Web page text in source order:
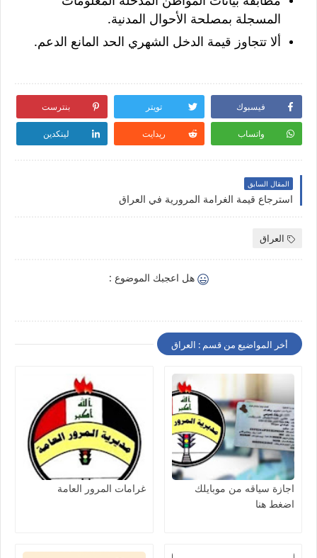
المسجلة بمصلحة الأحوال المدنية.
ألا تتجاوز قيمة الدخل الشهري الحد المانع الدعم.
فيسبوك تويتر بنترست
واتساب ريدايت لينكدين
المقال السابق
استرجاع قيمة الغرامة المرورية في العراق
العراق
هل اعجبك الموضوع :
أخر المواضيع من قسم : العراق
اجازة سياقه من موبايلك
اضغط هنا
غرامات المرور العامة